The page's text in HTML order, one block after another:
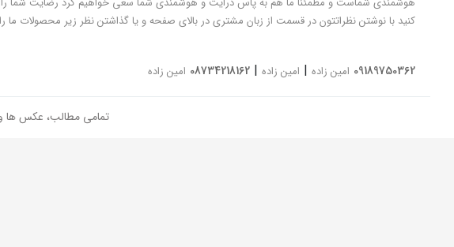
کنید با نوشتن نظراتتون در قسمت از زبان مشتری در بالای صفحه و یا گذاشتن نظر زیر محصولات ما
09189750362 امین زاده | امین زاده |
08734218162 امین زاده
تمامی مطالب، عکس ها